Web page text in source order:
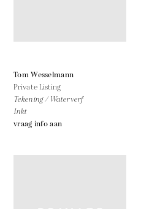
Tom Wesselmann
Private Listing
Tekening / Waterverf
Inkt
vraag info aan